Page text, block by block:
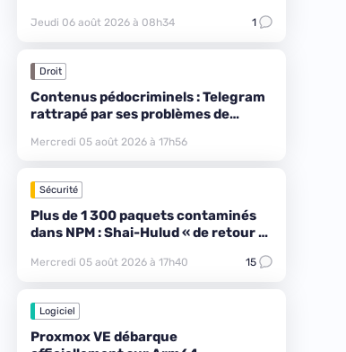
Jeudi 06 août 2026 à 08h34 1
Droit
Contenus pédocriminels : Telegram
rattrapé par ses problèmes de
Mercredi 05 août 2026 à 17h56
Sécurité
Plus de 1 300 paquets contaminés
dans NPM : Shai-Hulud « de retour »
Mercredi 05 août 2026 à 17h40 15
Logiciel
Proxmox VE débarque